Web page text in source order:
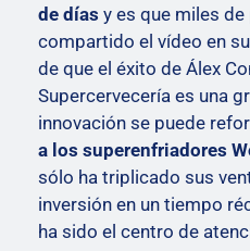
de días y es que miles
compartido el vídeo en
de que el éxito de Álex
Supercervecería es una
innovación se puede
a los superenfriadores
sólo ha triplicado sus
inversión en un tiempo
ha sido el centro de